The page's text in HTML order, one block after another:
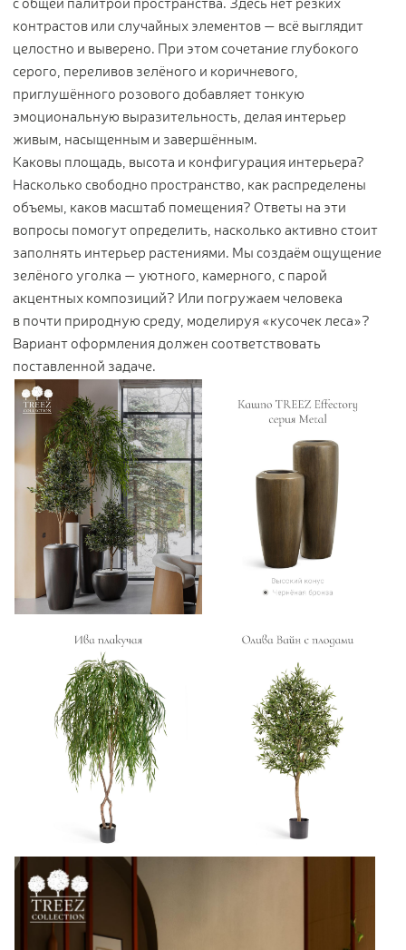
контрастов или случайных элементов — всё выглядит
целостно и выверено. При этом сочетание глубокого
серого, переливов зелёного и коричневого,
приглушённого розового добавляет тонкую
эмоциональную выразительность, делая интерьер
живым, насыщенным и завершённым.
Каковы площадь, высота и конфигурация интерьера?
Насколько свободно пространство, как распределены
объемы, каков масштаб помещения? Ответы на эти
вопросы помогут определить, насколько активно стоит
заполнять интерьер растениями. Мы создаём ощущение
зелёного уголка — уютного, камерного, с парой
акцентных композиций? Или погружаем человека
в почти природную среду, моделируя «кусочек леса»?
Вариант оформления должен соответствовать
поставленной задаче.